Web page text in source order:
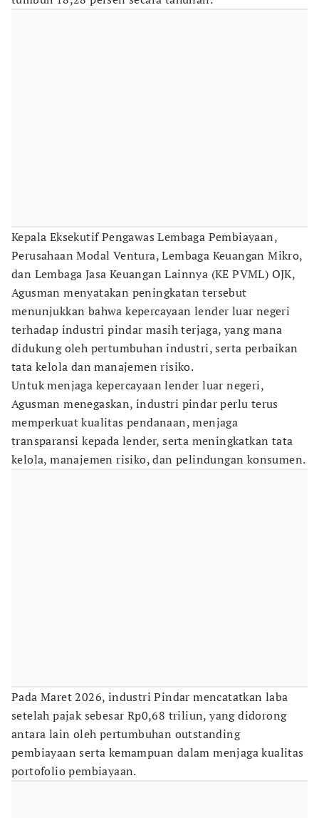
Kepala Eksekutif Pengawas Lembaga Pembiayaan,
Perusahaan Modal Ventura, Lembaga Keuangan Mikro,
dan Lembaga Jasa Keuangan Lainnya (KE PVML) OJK,
Agusman menyatakan peningkatan tersebut
menunjukkan bahwa kepercayaan lender luar negeri
terhadap industri pindar masih terjaga, yang mana
didukung oleh pertumbuhan industri, serta perbaikan
tata kelola dan manajemen risiko.
Untuk menjaga kepercayaan lender luar negeri,
Agusman menegaskan, industri pindar perlu terus
memperkuat kualitas pendanaan, menjaga
transparansi kepada lender, serta meningkatkan tata
kelola, manajemen risiko, dan pelindungan konsumen.
Pada Maret 2026, industri Pindar mencatatkan laba
setelah pajak sebesar Rp0,68 triliun, yang didorong
antara lain oleh pertumbuhan outstanding
pembiayaan serta kemampuan dalam menjaga kualitas
portofolio pembiayaan.